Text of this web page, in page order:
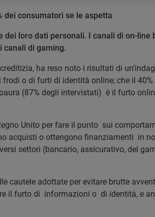
dei consumatori se le aspetta
loro dati personali. I canali di on-line
canali di gaming.
ha reso noto i risultati di
o di furti di identità online; che il
(87% degli intervistati) è il furto
Unito per fare il punto sui
o ottengono finanziamenti in
settori (bancario, assicurativo, del
cautele adottate per evitare brutte
il furto di informazioni o di identità, e